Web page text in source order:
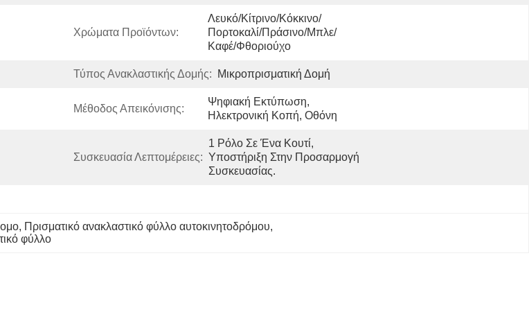
Χρώματα Προϊόντων:
Λευκό/κίτρινο/κόκκινο/
Πορτοκαλί/πράσινο/μπλε/
Καφέ/φθοριούχο
Τύπος Ανακλαστικής Δομής: Μικροπρισματική Δομή
Μέθοδος Απεικόνισης:
Ψηφιακή Εκτύπωση,
Ηλεκτρονική Κοπή, Οθόνη
Συσκευασία Λεπτομέρειες:
1 Ρόλο Σε Ένα Κουτί,
Υποστήριξη Στην Προσαρμογή
Συσκευασίας.
, Πρισματικό ανακλαστικό φύλλο αυτοκινητοδρόμου,
φύλλο